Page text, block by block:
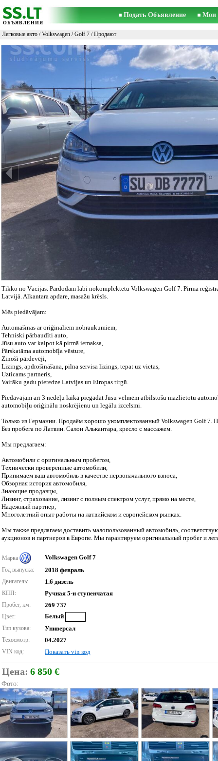
ОБЪЯВЛЕНИЯ
Подать Объявление Мои
Легковые авто /Volkswagen /Golf 7 / Продают
Tikko no Vācijas. Pārdodam labi nokomplektētu Volkswagen Golf 7. Pirmā
Latvijā. Alkantara apdare, masažu krēsls.
Mēs piedāvājam:
Automašīnas ar oriģināliem nobraukumiem,
Tehniski pārbaudīti auto,
Jūsu auto var kalpot kā pirmā iemaksa,
Pārskatāma automobīļa vēsture,
Zinoši pārdevēji,
Līzings, apdrošināšana, pilna servisa līzings, tepat uz vietas,
Uzticams partneris,
Vairāku gadu pieredze Latvijas un Eiropas tirgū.
Piedāvājam arī 3 nedēļu laikā piegādāt Jūsu vēlmēm atbilstošu mazlietotu
automobiļu oriģinālu noskrējienu un legālu izcelsmi.
Только из Германии. Продаём хорошо укомплектованный Volkswagen Golf 7.
Без пробега по Латвии. Салон Алькантара, кресло с массажем.
Мы предлагаем:
Автомобили с оригинальным пробегом,
Технически проверенные автомобили,
Принимаем ваш автомобиль в качестве первоначального взноса,
Обзорная история автомобиля,
Знающие продавцы,
Лизинг, страхование, лизинг с полным спектром услуг, прямо на месте,
Надежный партнер,
Многолетний опыт работы на латвийском и европейском рынках.
Мы также предлагаем доставить малопользованный автомобиль,
аукционов и партнеров в Европе. Мы гарантируем оригинальный пробег и
Марка Volkswagen Golf 7
Год выпуска: 2018 февраль
Двигатель: 1.6 дизель
КПП: Ручная 5-и ступенчатая
Пробег, км: 269 737
Цвет: Белый
Тип кузова: Универсал
Техосмотр: 04.2027
VIN код: Показать vin код
Цена: 6 850 €
Фото: